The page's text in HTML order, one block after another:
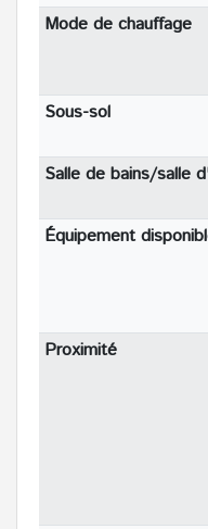
Mode de chauffage
Sous-sol
Salle de bains/salle
Équipement
Proximité